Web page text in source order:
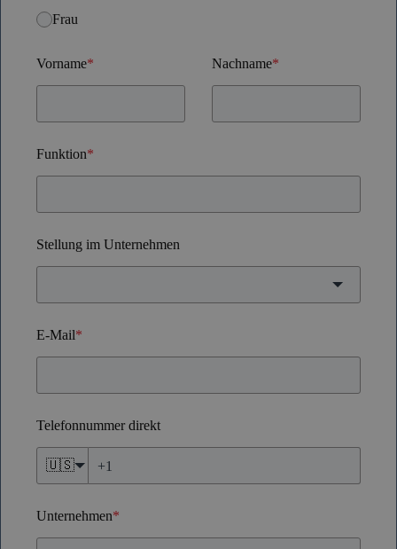
Frau
Vorname* Nachname*
Funktion*
Stellung im Unternehmen
E-Mail*
Telefonnummer direkt
🇺🇸
Unternehmen*